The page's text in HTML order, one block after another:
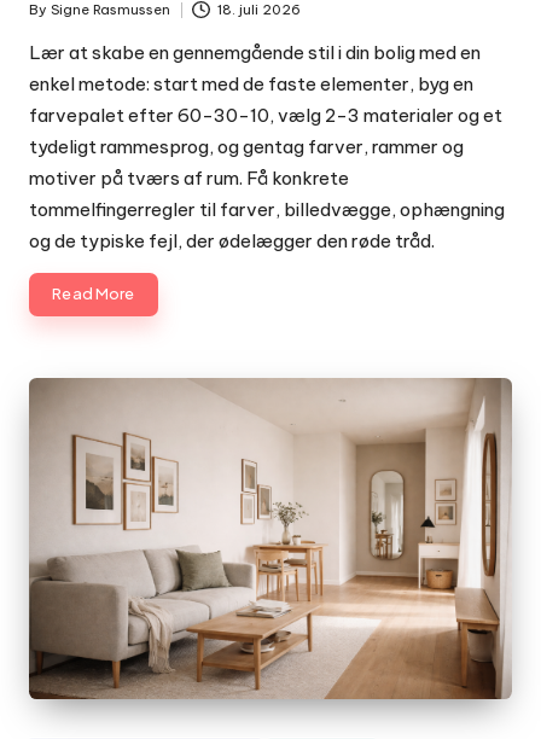
Posted
by
By Signe Rasmussen 18. juli 2026
Lær at skabe en gennemgående stil i din bolig med en
enkel metode: start med de faste elementer, byg en
farvepalet efter 60-30-10, vælg 2-3 materialer og et
tydeligt rammesprog, og gentag farver, rammer og
motiver på tværs af rum. Få konkrete
tommelfingerregler til farver, billedvægge, ophængning
og de typiske fejl, der ødelægger den røde tråd.
Read More